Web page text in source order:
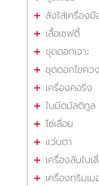
ลังใส่เครื่องมื
เสื้อเซฟตี้
ชุดดอกเจาะ
ชุดดอกไขควง
เครื่องคอริ่ง
ใบมีดมัลติทูล
โซ่เลื่อย
แว่นตา
เครื่องลับใบเ
เครื่องทริมเม